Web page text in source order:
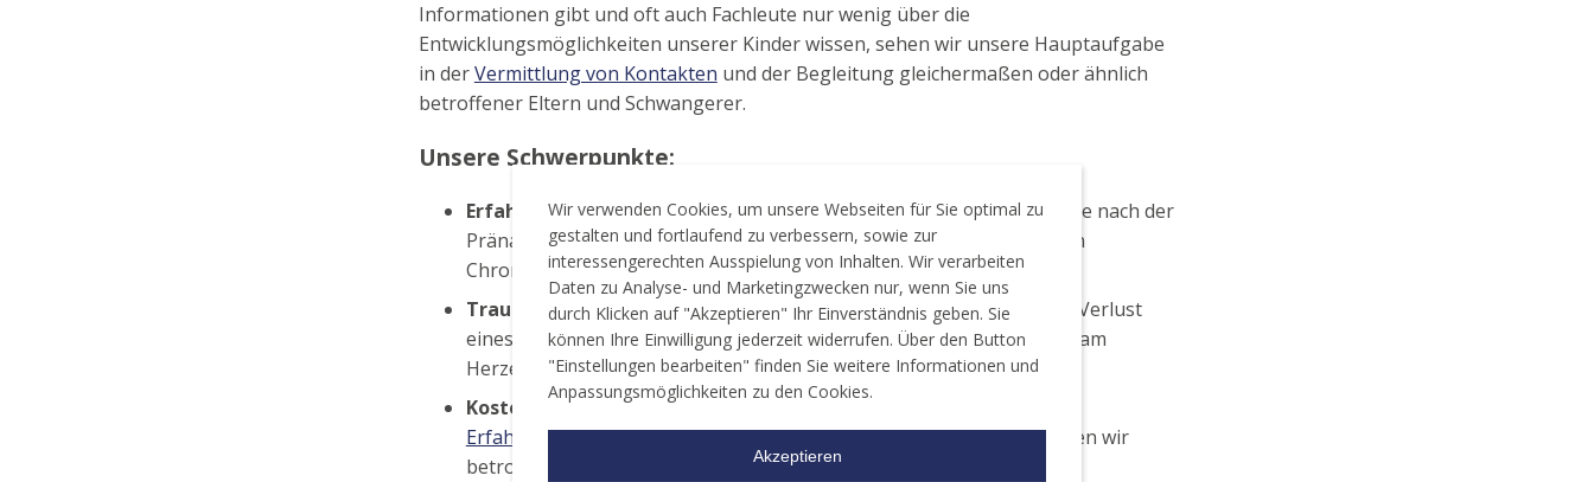
Informationen gibt und oft auch Fachleute nur wenig über die
Entwicklungsmöglichkeiten unserer Kinder wissen, sehen wir unsere Hauptaufgabe
in derVermittlung von Kontakten und der Begleitung gleichermaßen oder ähnlich
betroffener Eltern und Schwangerer.
Unsere Schwerpunkte:
Erfahrungsaustausch & Orientierung: Wir bieten Hilfe für Eltern, die nach der
Pränataldiagnostik oder nach der Geburt die Diagnose einer seltenen
Chromosomenveränderung bei ihrem Kind erhalten haben.
Trauerbegleitung:Der verständnisvolle Umgang mit Ängsten, dem Verlust
eines Kindes und die Verarbeitung von Trauer liegen uns besonders am
Herzen.
Kostenlose Infomaterialien:
Erfahrungsberichten, Fachbeiträgen, Alltagstipps und Adressen stellen wir
betroffenen Familien kostenfrei zur Verfügung.
Wir verwenden Cookies, um unsere Webseiten für Sie optimal zu
gestalten und fortlaufend zu verbessern, sowie zur
interessengerechten Ausspielung von Inhalten. Wir verarbeiten
Daten zu Analyse- und Marketingzwecken nur, wenn Sie uns
durch Klicken auf "Akzeptieren" Ihr Einverständnis geben. Sie
können Ihre Einwilligung jederzeit widerrufen. Über den Button
"Einstellungen bearbeiten" finden Sie weitere Informationen und
Anpassungsmöglichkeiten zu den Cookies.
Akzeptieren